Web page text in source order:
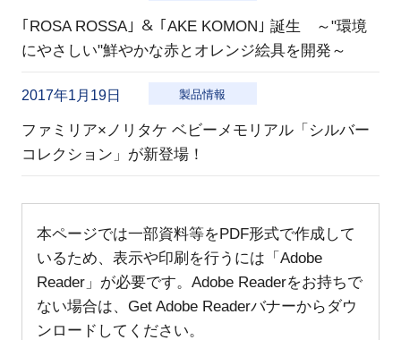
｢ROSA ROSSA｣ ＆ ｢AKE KOMON｣ 誕生 ～"環境
にやさしい"鮮やかな赤とオレンジ絵具を開発～
2017年1月19日 製品情報
ファミリア×ノリタケ ベビーメモリアル「シルバー
コレクション」が新登場！
本ページでは一部資料等をPDF形式で作成して
いるため、表示や印刷を行うには「Adobe
Reader」が必要です。Adobe Readerをお持ちで
ない場合は、Get Adobe Readerバナーからダウ
ンロードしてください。